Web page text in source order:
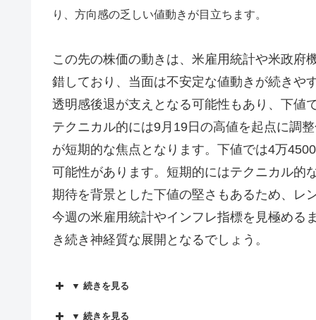
り、方向感の乏しい値動きが目立ちます。
この先の株価の動きは、米雇用統計や米政府
錯しており、当面は不安定な値動きが続きや
透明感後退が支えとなる可能性もあり、下値
テクニカル的には9月19日の高値を起点に調
が短期的な焦点となります。下値では4万
可能性があります。短期的にはテクニカル的
期待を背景とした下値の堅さもあるため、レ
今週の米雇用統計やインフレ指標を見極める
き続き神経質な展開となるでしょう。
▼ 続きを見る
▼ 続きを見る